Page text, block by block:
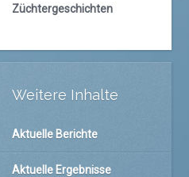
Züchtergeschichten
Weitere Inhalte
Aktuelle Berichte
Aktuelle Ergebnisse